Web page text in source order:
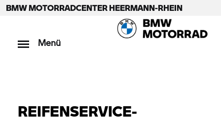
BMW MOTORRADCENTER HEERMANN-RHEIN
Menü
REIFENSERVICE-